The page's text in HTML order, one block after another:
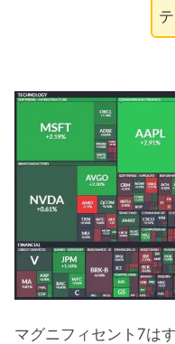
マグニフィセント7は